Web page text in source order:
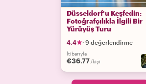
Düsseldorf'u Keşfedin:
Fotoğrafçılıkla İlgili Bir
Yürüyüş Turu
4.4 · 9 değerlendirme
İtibarıyla
€36.77 /kişi